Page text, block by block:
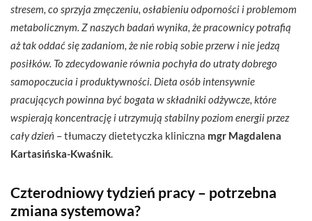
stresem, co sprzyja zmęczeniu, osłabieniu odporności i problemom
metabolicznym. Z naszych badań wynika, że pracownicy potrafią
aż tak oddać się zadaniom, że nie robią sobie przerw i nie jedzą
posiłków. To zdecydowanie równia pochyła do utraty dobrego
samopoczucia i produktywności. Dieta osób intensywnie
pracujących powinna być bogata w składniki odżywcze, które
wspierają koncentrację i utrzymują stabilny poziom energii przez
cały dzień – tłumaczy dietetyczka kliniczna mgr Magdalena
Kartasińska-Kwaśnik
Czterodniowy tydzień pracy – potrzebna
zmiana systemowa?